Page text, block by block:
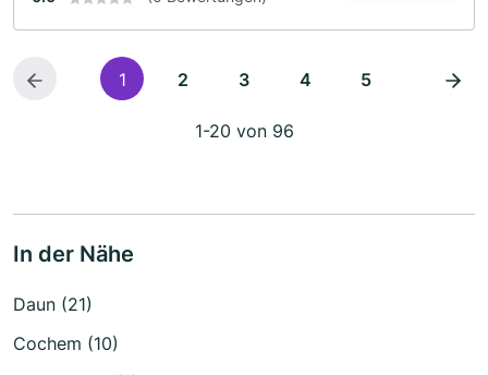
1 2 3 4 5
1-20 von 96
In der Nähe
Daun (21)
Cochem (10)